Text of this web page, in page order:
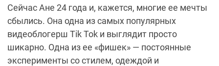
Сейчас Ане 24 года и, кажется, многие ее мечты
сбылись. Она одна из самых популярных
видеоблогерш Tik Tok и выглядит просто
шикарно. Одна из ее «фишек» — постоянные
эксперименты со стилем, одеждой и